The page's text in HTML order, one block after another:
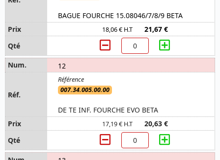
BAGUE FOURCHE 15.08046/7/8/9 BETA
18,06 € H.T 21,67 €
12
007.34.005.00.00
DE TE INF. FOURCHE EVO BETA
17,19 € H.T 20,63 €